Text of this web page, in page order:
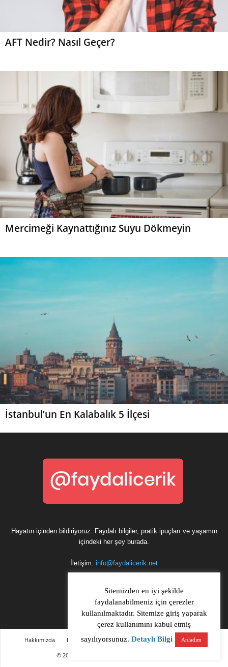
AFT Nedir? Nasıl Geçer?
Mercimeği Kaynattığınız Suyu Dökmeyin
İstanbul’un En Kalabalık 5 İlçesi
Hayatın içinden bildiriyoruz. Faydalı bilgiler, pratik ipuçları ve yaşamın
içindeki her şey burada.
İletişim: info@faydalicerik.net
Hakkımızda Kullanım Koşulları & Gizlilik Politikası
Bize ulaşın
© 2026 Tüm hakları saklıdır. Faydalicerik.net
Sitemizden en iyi şekilde
faydalanabilmeniz için çerezler
kullanılmaktadır. Sitemize giriş yaparak
çerez kullanımını kabul etmiş
sayılıyorsunuz. Detaylı Bilgi Anladım